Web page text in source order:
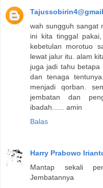
wah sungguh sangat
ini kita tinggal
kebetulan morotuo
lewat jalur itu. alam
juga jadi tahu betapa
dan tenaga
menjadi qorban.
jembatan dan
ibadah...... amin
Balas
Harry Prabowo
Mantap sekali
Jembatannya